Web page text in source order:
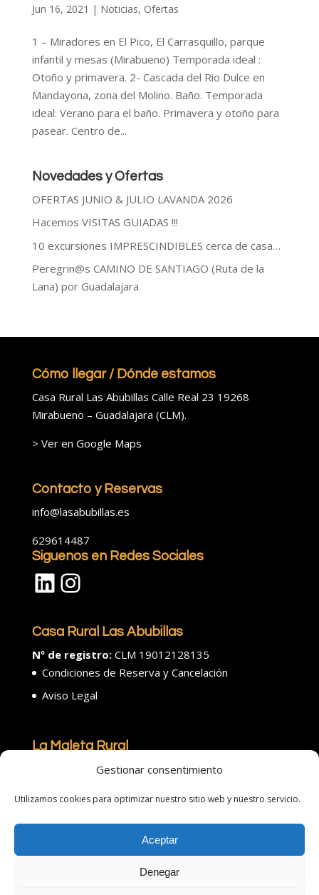
Gestionar consentimiento
Utilizamos cookies para optimizar nuestro sitio web y nuestro servicio.
Aceptar
Denegar
Jun 16, 2021 | Noticias, Ofertas
1 – Miradores en El Pico, El Carrasquillo, parque
infantil y mesas (Mirabueno) Temporada ideal :
Otoño y primavera. 2- Cascada del Rio Dulce en
Mandayona, zona del Molino. Baño. Temporada
ideal: Verano para el baño. Primavera y otoño para
pasear. Centro de...
Novedades y Ofertas
OFERTAS JUNIO & JULIO LAVANDA 2026
Hacemos VISITAS GUIADAS !!!
10 excursiones IMPRESCINDIBLES cerca de casa…
Peregrin@s CAMINO DE SANTIAGO (Ruta de la
Lana) por Guadalajara
Cómo llegar / Dónde estamos
Casa Rural Las Abubillas Calle Real 23 19268
Mirabueno – Guadalajara (CLM).
> Ver en Google Maps
Contacto y Reservas
info@lasabubillas.es
629614487
Siguenos en Redes Sociales
LinkedIn
Instagram
Casa Rural Las Abubillas
Nº de registro:CLM 19012128135
Condiciones de Reserva y Cancelación
Aviso Legal
La Maleta Rural
¡Descubre más destinos!Si buscas más que un
maleta.También somos Las Ranas Casa Ruralen
San Andrés del Congosto. Sigue todas nuestras
La Maleta Rural